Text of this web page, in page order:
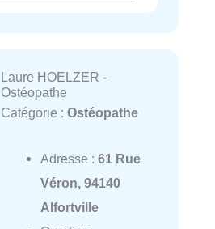
Laure HOELZER -
Ostéopathe
Catégorie : Ostéopathe
Adresse : 61 Rue
Véron, 94140
Alfortville